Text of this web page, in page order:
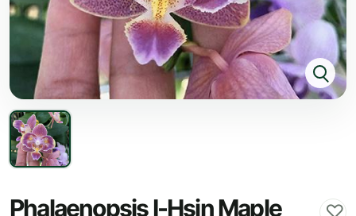
Phalaenopsis I-Hsin Maple